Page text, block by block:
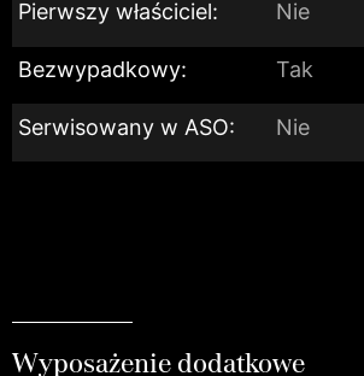
Pierwszy właściciel: Nie
Bezwypadkowy: Tak
Serwisowany w ASO: Nie
Wyposażenie dodatkowe